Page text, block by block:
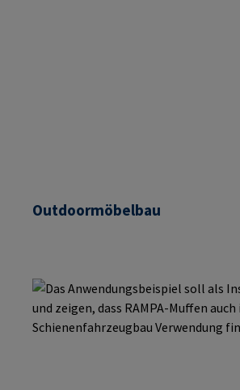
Outdoormöbelbau